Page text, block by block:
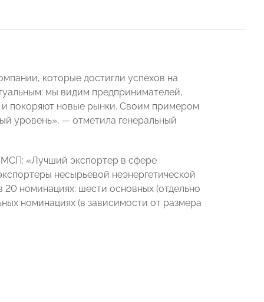
которые достигли успехов на
мы видим предпринимателей,
покоряют новые рынки. Своим примером
уровень», — отметила генеральный
МСП: «Лучший экспортер в сфере
несырьевой неэнергетической
20 номинациях: шести основных (отдельно
номинациях (в зависимости от размера